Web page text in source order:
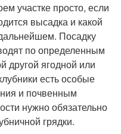
участке просто, если
высадка и какой
Посадку
по определенным
другой ягодной или
есть особые
и почвенным
нужно обязательно
грядки.